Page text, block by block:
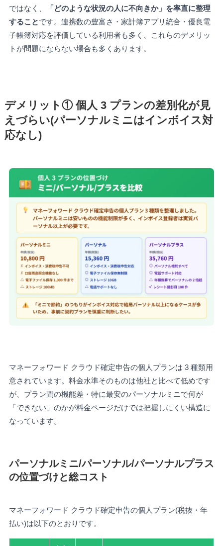
ではなく、
「どのような状況の人に不向きか」を率直に整理
することです。連携数の豊富さ・家計簿アプリ統合・優良電
子帳簿対応を評価している利用者も多く、これらのデメリッ
トが問題にならない場合も多くあります。
デメリット① 個人 3 プランの差別化が見
えづらい(パーソナルミニはインボイス対
応なし)
マネーフォワード クラウド確定申告の個人プランは 3 種類用
意されています。料金水準そのものは他社と比べて低めです
が、プラン間の機能差・特に最安のパーソナルミニで何が
「できない」のかが料金ページだけでは把握しにくい構造に
なっています。
パーソナルミニ/パーソナル/パーソナルプラス
の位置づけと総コスト
マネーフォワード クラウド確定申告の個人プラン(税抜・年
払い)は以下のとおりです。